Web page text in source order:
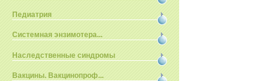
Педиатрия
Системная энзимотера...
Наследственные синдромы
Вакцины. Вакцинопроф...